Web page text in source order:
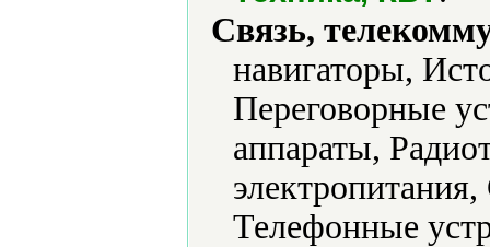
Связь,
навигаторы,
Переговорные
аппараты,
Телефонные